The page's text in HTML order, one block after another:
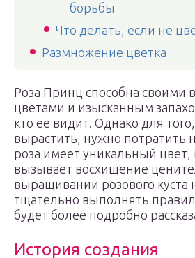
борьбы
Что делать, если не
Размножение цветка
Роза Принц способна своими
цветами и изысканным
кто ее видит. Однако для
вырастить, нужно потратить
роза имеет уникальный цвет,
вызывает восхищение
выращивании розового куста
тщательно выполнять
будет более подробно
История создания